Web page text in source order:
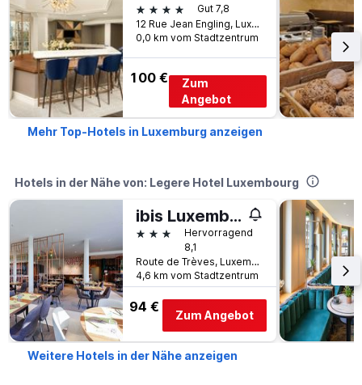
4 Sterne
Gut 7,8
12 Rue Jean Engling, Luxemburg, Distrikt Luxemburg, Luxemburg
0,0 km vom Stadtzentrum
100 €
Zum
Angebot
Mehr Top-Hotels in Luxemburg anzeigen
Hotels in der Nähe von: Legere Hotel Luxembourg
ibis Luxembourg Aéroport
3 SterneHervorragend
8,1
Route de Trèves, Luxemburg, Distrikt Luxemburg, Luxemburg
4,6 km vom Stadtzentrum
94 €
Zum Angebot
Weitere Hotels in der Nähe anzeigen